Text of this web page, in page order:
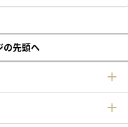
の先頭へ